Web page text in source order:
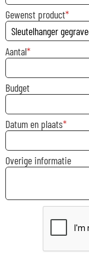
Gewenst product
Aantal
Budget
Datum en plaats
Overige informatie